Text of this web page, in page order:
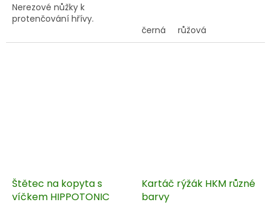
Nerezové nůžky k
protenčování hřívy.
černá růžová
Štětec na kopyta s
víčkem HIPPOTONIC
Kartáč rýžák HKM různé
barvy